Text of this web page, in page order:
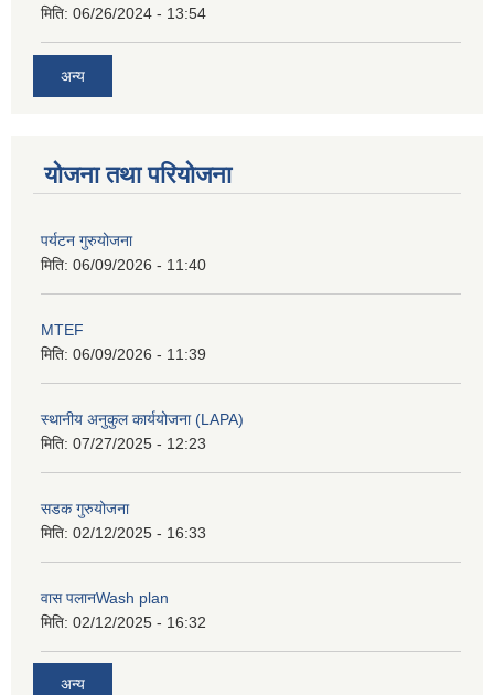
मिति: 06/26/2024 - 13:54
अन्य
योजना तथा परियोजना
पर्यटन गुरुयोजना
मिति: 06/09/2026 - 11:40
MTEF
मिति: 06/09/2026 - 11:39
स्थानीय अनुकुल कार्ययोजना (LAPA)
मिति: 07/27/2025 - 12:23
सडक गुरुयोजना
मिति: 02/12/2025 - 16:33
वास पलानWash plan
मिति: 02/12/2025 - 16:32
अन्य